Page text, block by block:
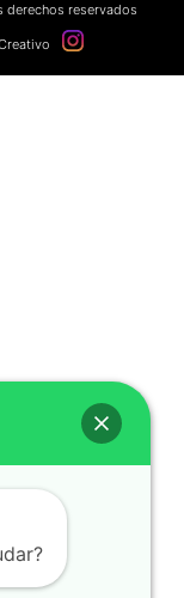
reservados